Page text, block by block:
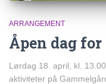
ARRANGEMENT
Åpen dag
Lørdag 18. april, kl.
aktiviteter på